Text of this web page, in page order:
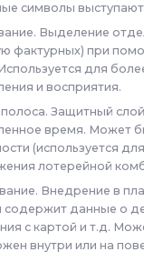
символы
Выделение
фактурных) при
для
и восприятия.
Защитный
время. Может
(используется
лотерейной
Внедрение в
содержит данные о
с картой и т.д.
внутри или на